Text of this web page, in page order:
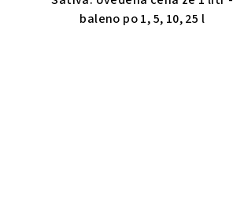
baleno po 1, 5, 10, 25 l